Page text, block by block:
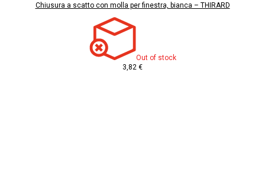
Chiusura a scatto con molla per finestra, bianca – THIRARD
Out of stock
3,82 €